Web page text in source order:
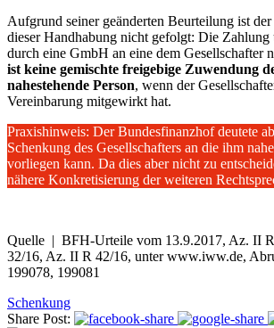
Aufgrund seiner geänderten Beurteilung ist
dieser Handhabung nicht gefolgt: Die Zahlung
durch eine GmbH an eine dem Gesellschafter
ist keine gemischte freigebige Zuwendung
nahestehende Person, wenn der
Vereinbarung mitgewirkt hat.
Praxishinweis: Der Bundesfinanzhof deutete
Schenkung des Gesellschafters an die ihm
vorliegen kann. Da dies aber nicht zu
nähere Konkretisierung der weiteren
Quelle | BFH-Urteile vom 13.9.2017, Az. II
32/16, Az. II R 42/16, unter www.iww.de,
199078, 199081
Schenkung
Share Post: